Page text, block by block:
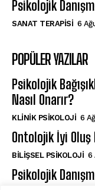
Psikolojik
SANAT TERAPISI 6
POPÜLER YAZILAR
Psikolojik
Nasıl Onarır?
KLINIK PSIKOLOJI 6
Ontolojik İyi
BILIŞSEL PSIKOLOJI 6
Psikolojik